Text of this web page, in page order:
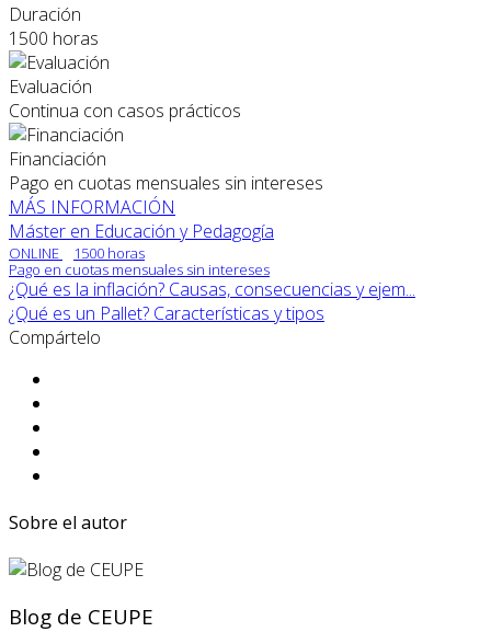
Duración
1500 horas
Evaluación
Continua con casos prácticos
Financiación
Pago en cuotas mensuales sin intereses
MÁS INFORMACIÓN
Máster en Educación y Pedagogía
ONLINE
1500 horas
Pago en cuotas mensuales sin intereses
¿Qué es la inflación? Causas, consecuencias y ejem...
¿Qué es un Pallet? Características y tipos
Compártelo
Sobre el autor
Blog de CEUPE